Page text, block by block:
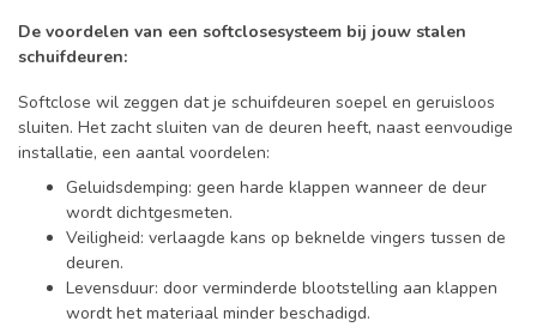
De voordelen van een softclosesysteem bij jouw stalen
schuifdeuren:
Softclose wil zeggen dat je schuifdeuren soepel en geruisloos
sluiten. Het zacht sluiten van de deuren heeft, naast eenvoudige
installatie, een aantal voordelen:
Geluidsdemping: geen harde klappen wanneer de deur
wordt dichtgesmeten.
Veiligheid: verlaagde kans op beknelde vingers tussen de
deuren.
Levensduur: door verminderde blootstelling aan klappen
wordt het materiaal minder beschadigd.